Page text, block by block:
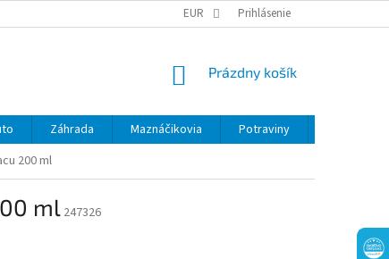
OSOBNÝCH ÚDAJOV EUR Prihlásenie
NÁKUPNÝ
Prázdny košík
Záhrada Maznáčikovia Potraviny
200 ml
ml 247326